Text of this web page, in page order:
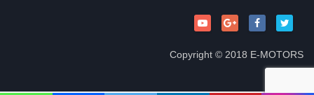
Copyright © 2018 E-MOTORS